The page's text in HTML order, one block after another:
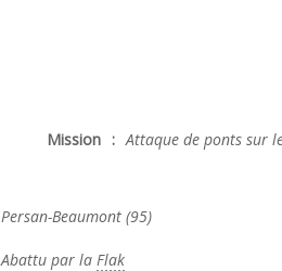
Mission : Attaque de ponts sur
Persan-Beaumont (95)
Abattu par la Flak